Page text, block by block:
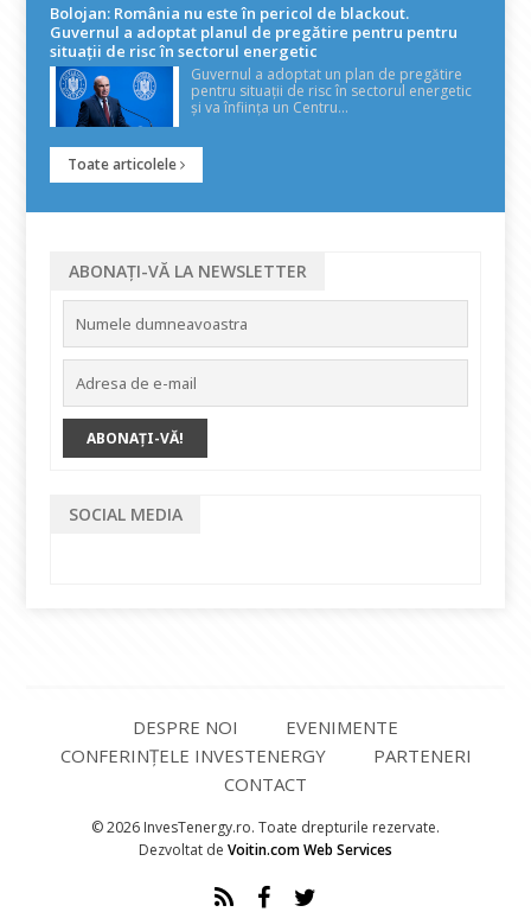
Bolojan: România nu este în pericol de blackout.
Guvernul a adoptat planul de pregătire pentru pentru
situații de risc în sectorul energetic
Guvernul a adoptat un plan de pregătire
pentru situații de risc în sectorul energetic
și va înființa un Centru...
Toate articolele
ABONAȚI-VĂ LA NEWSLETTER
SOCIAL MEDIA
DESPRE NOI
EVENIMENTE
CONFERINȚELE INVESTENERGY
PARTENERI
CONTACT
© 2026 InvesTenergy.ro. Toate drepturile rezervate.
Dezvoltat de Voitin.com Web Services